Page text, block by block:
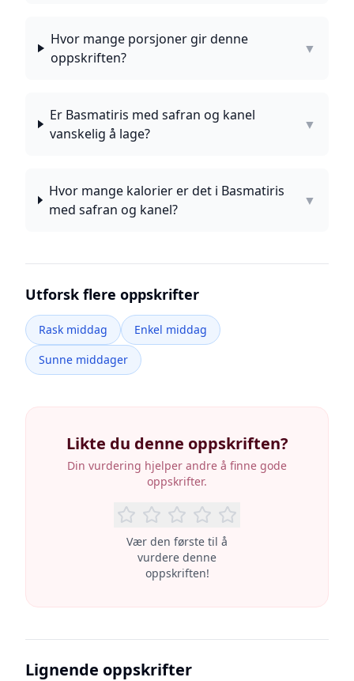
Hvor mange porsjoner gir denne
oppskriften?
▼
Er Basmatiris med safran og kanel
vanskelig å lage?
▼
Hvor mange kalorier er det i Basmatiris
med safran og kanel?
▼
Utforsk flere oppskrifter
Rask middag
Enkel middag
Sunne middager
Likte du denne oppskriften?
Din vurdering hjelper andre å finne gode
oppskrifter.
Vær den første til å
vurdere denne
oppskriften!
Lignende oppskrifter